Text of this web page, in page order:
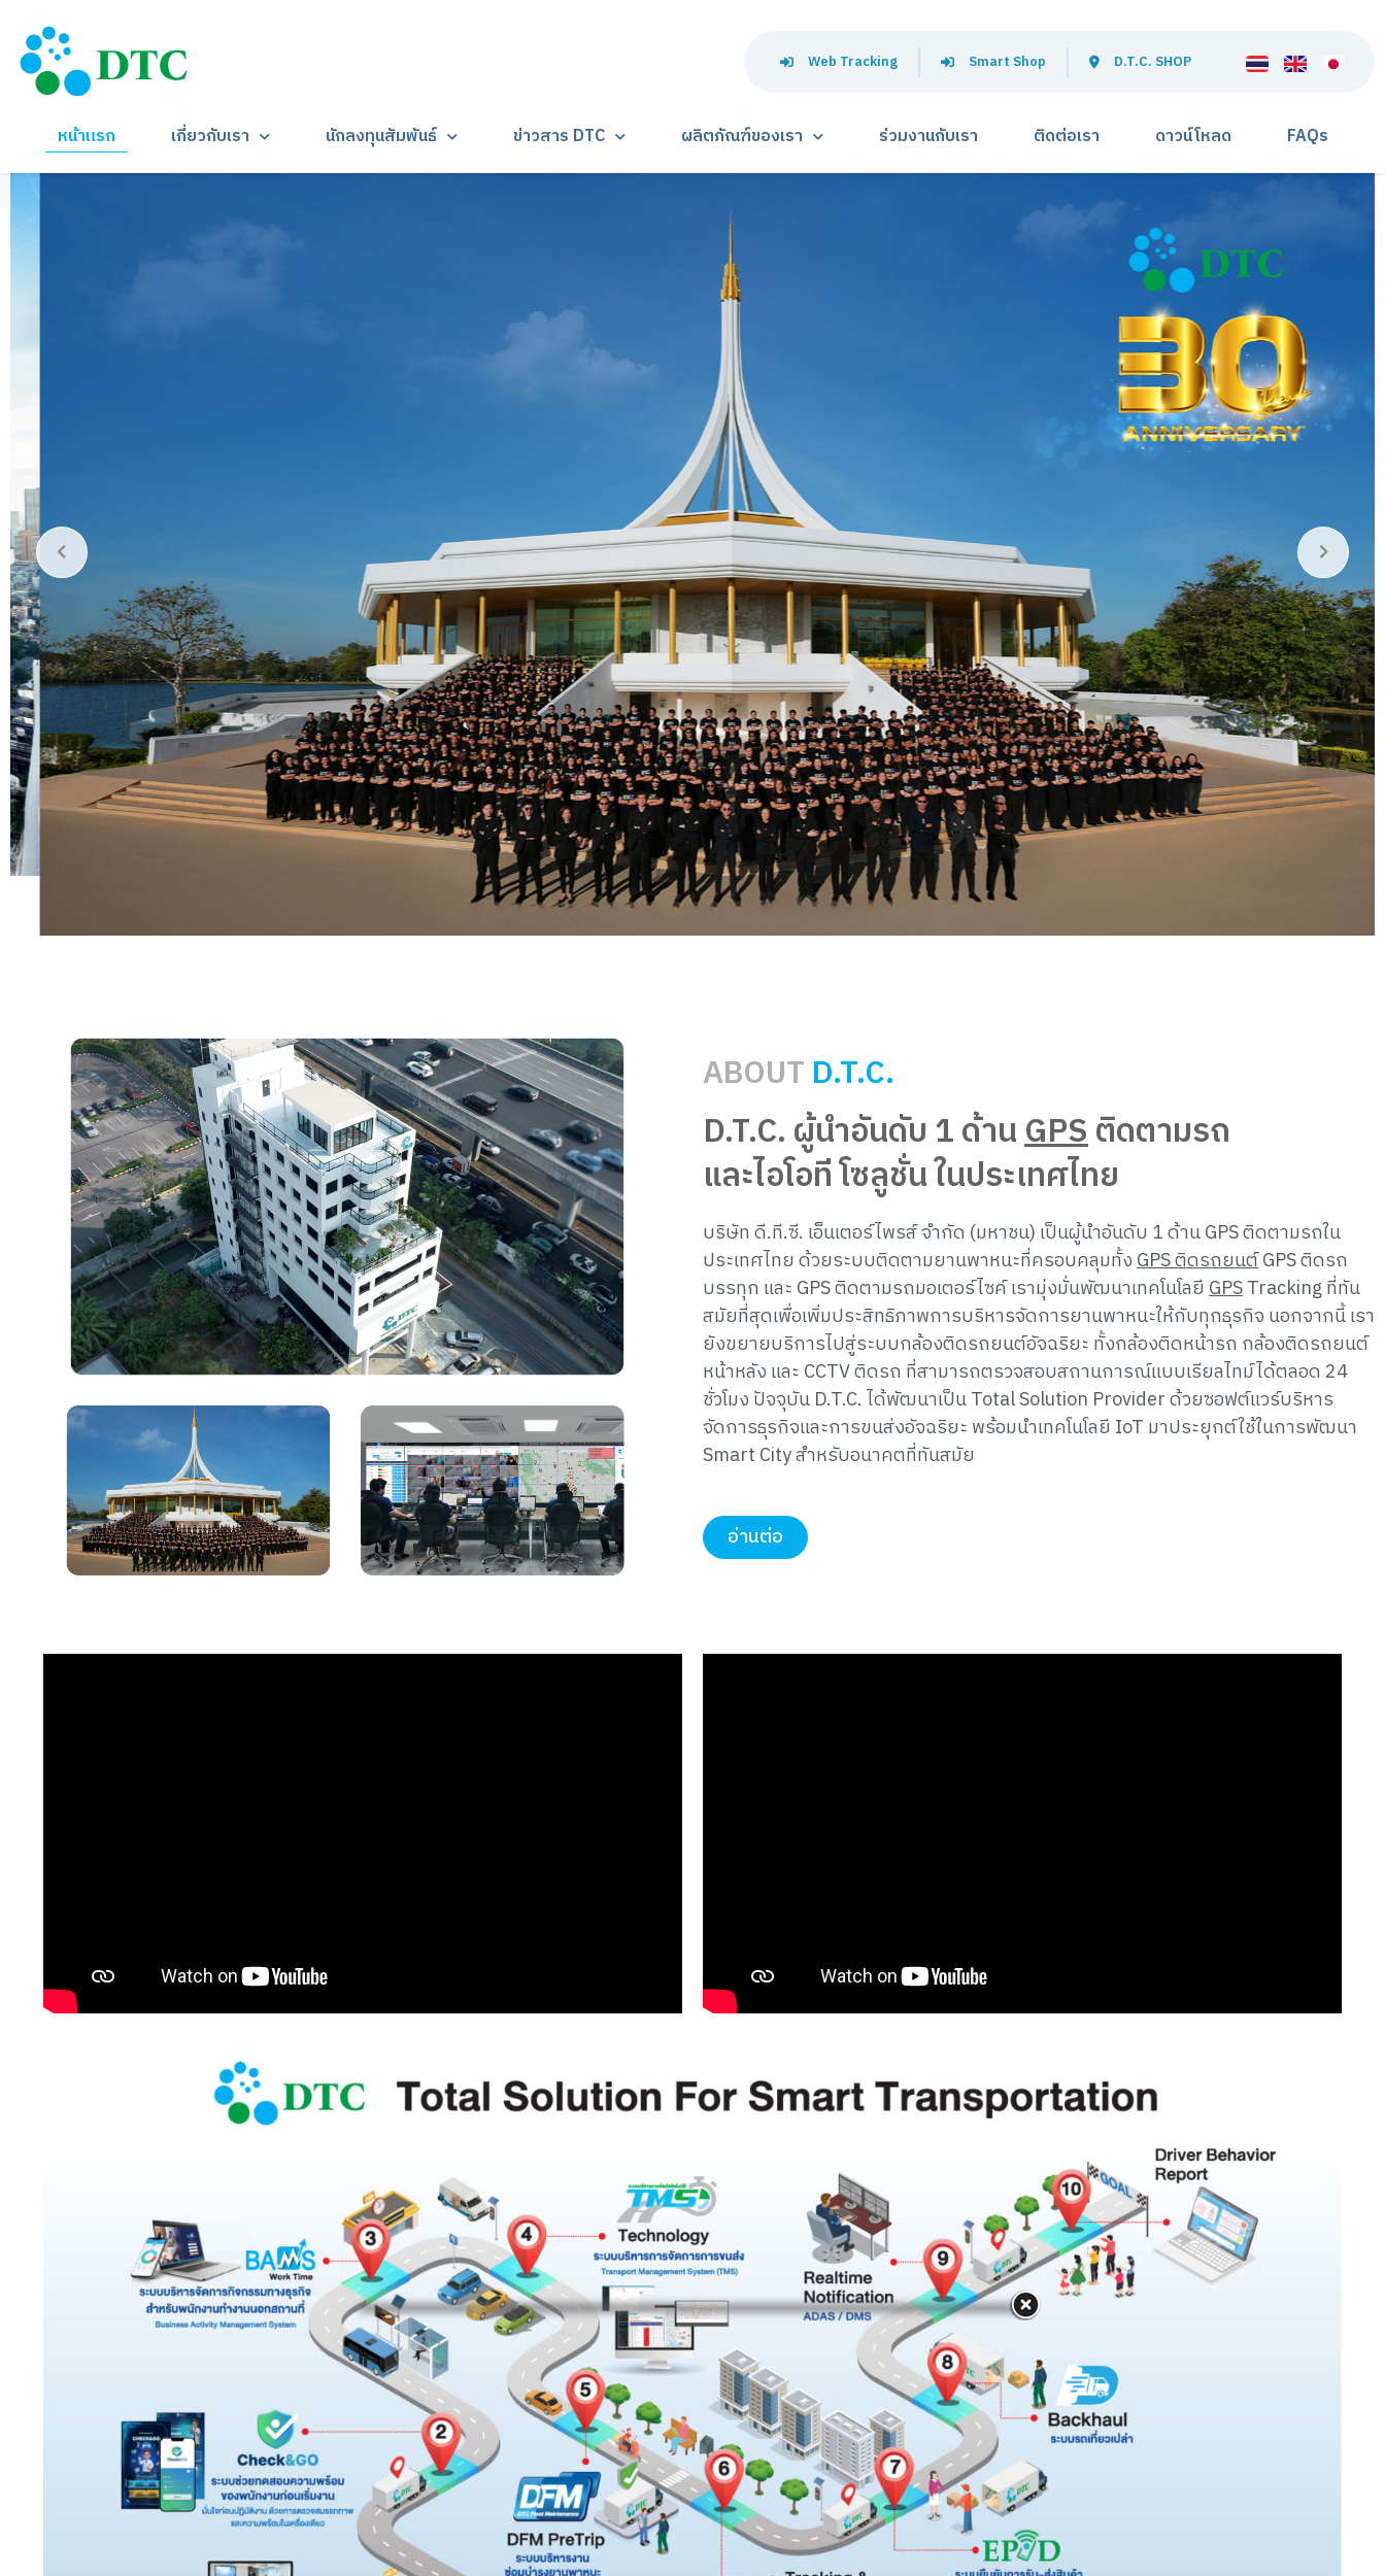
Web Tracking Smart Shop D.T.C. SHOP
หน้าแรก เกี่ยวกับเรา นักลงทุนสัมพันธ์ ข่าวสาร DTC ผลิตภัณฑ์ของเรา ร่วมงานกับเรา ติดต่อเรา ดาวน์โหลด FAQs
ABOUT D.T.C.
D.T.C. ผู้นำอันดับ 1 ด้านGPSติดตามรถ
และไอโอที โซลูชั่น ในประเทศไทย
บริษัท ดี.ที.ซี. เอ็นเตอร์ไพรส์ จำกัด (มหาชน) เป็นผู้นำอันดับ 1 ด้าน GPS ติดตามรถใน
ประเทศไทย ด้วยระบบติดตามยานพาหนะที่ครอบคลุมทั้งGPS ติดรถยนต์GPS ติดรถ
บรรทุก และ GPS ติดตามรถมอเตอร์ไซค์ เรามุ่งมั่นพัฒนาเทคโนโลยี GPSTracking ที่ทัน
สมัยที่สุดเพื่อเพิ่มประสิทธิภาพการบริหารจัดการยานพาหนะให้กับทุกธุรกิจ นอกจากนี้ เรา
ยังขยายบริการไปสู่ระบบกล้องติดรถยนต์อัจฉริยะ ทั้งกล้องติดหน้ารถ กล้องติดรถยนต์
หน้าหลัง และ CCTV ติดรถ ที่สามารถตรวจสอบสถานการณ์แบบเรียลไทม์ได้ตลอด 24
ชั่วโมง ปัจจุบัน D.T.C. ได้พัฒนาเป็น Total Solution Provider ด้วยซอฟต์แวร์บริหาร
จัดการธุรกิจและการขนส่งอัจฉริยะ พร้อมนำเทคโนโลยี IoT มาประยุกต์ใช้ในการพัฒนา
Smart City สำหรับอนาคตที่ทันสมัย
อ่านต่อ